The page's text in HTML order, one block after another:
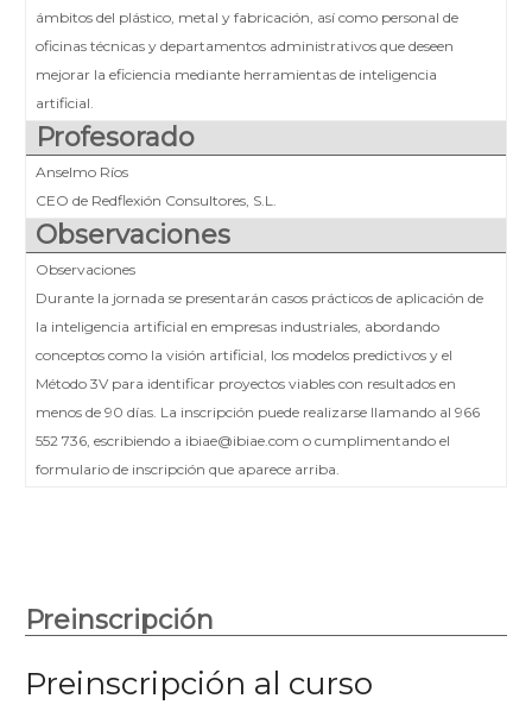
ámbitos del plástico, metal y fabricación, así como personal de
oficinas técnicas y departamentos administrativos que deseen
mejorar la eficiencia mediante herramientas de inteligencia
artificial.
Profesorado
Anselmo Ríos
CEO de Redflexión Consultores, S.L.
Observaciones
Observaciones
Durante la jornada se presentarán casos prácticos de aplicación de
la inteligencia artificial en empresas industriales, abordando
conceptos como la visión artificial, los modelos predictivos y el
Método 3V para identificar proyectos viables con resultados en
menos de 90 días. La inscripción puede realizarse llamando al 966
552 736, escribiendo a ibiae@ibiae.com o cumplimentando el
formulario de inscripción que aparece arriba.
Preinscripción
Preinscripción al curso